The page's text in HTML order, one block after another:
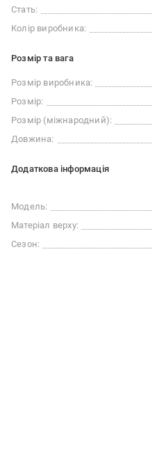
Стать:
Колір виробника:
Розмір та вага
Розмір виробника:
Розмір:
Розмір (міжнародний):
Довжина:
Додаткова інформація
Модель:
Матеріал верху:
Сезон: